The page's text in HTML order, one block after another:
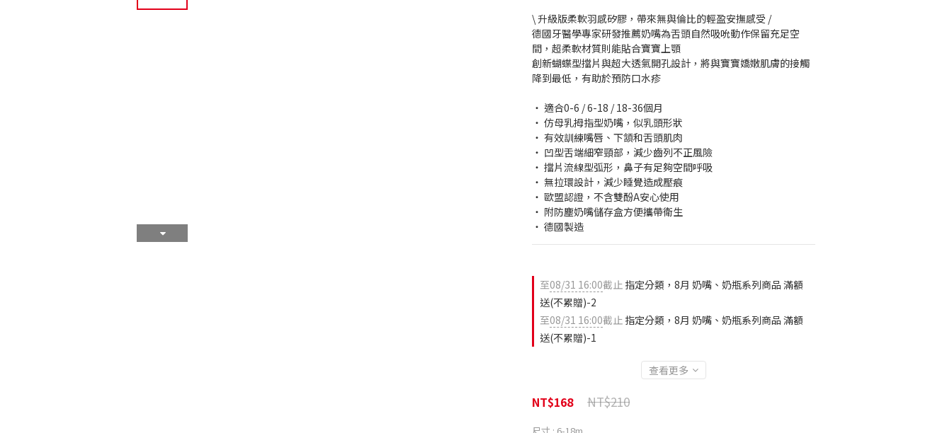
\ 升級版柔軟羽感矽膠，帶來無與倫比的輕盈安撫感受 /
德國牙醫學專家研發推薦奶嘴為舌頭自然吸吮動作保留充足空
間，超柔軟材質則能貼合寶寶上顎
創新蝴蝶型擋片與超大透氣開孔設計，將與寶寶嬌嫩肌膚的接觸
降到最低，有助於預防口水疹
‧ 適合0-6 / 6-18 / 18-36個月
‧ 仿母乳拇指型奶嘴，似乳頭形狀
‧ 有效訓練嘴唇、下頷和舌頭肌肉
‧ 凹型舌端細窄頸部，減少齒列不正風險
‧ 擋片流線型弧形，鼻子有足夠空間呼吸
‧ 無拉環設計，減少睡覺造成壓痕
‧ 歐盟認證，不含雙酚A安心使用
‧ 附防塵奶嘴儲存盒方便攜帶衛生
‧ 德國製造
至08/31 16:00截止 指定分類，8月 奶嘴、奶瓶系列商品 滿額
送(不累贈)-2
至08/31 16:00截止 指定分類，8月 奶嘴、奶瓶系列商品 滿額
送(不累贈)-1
查看更多
NT$168 NT$210